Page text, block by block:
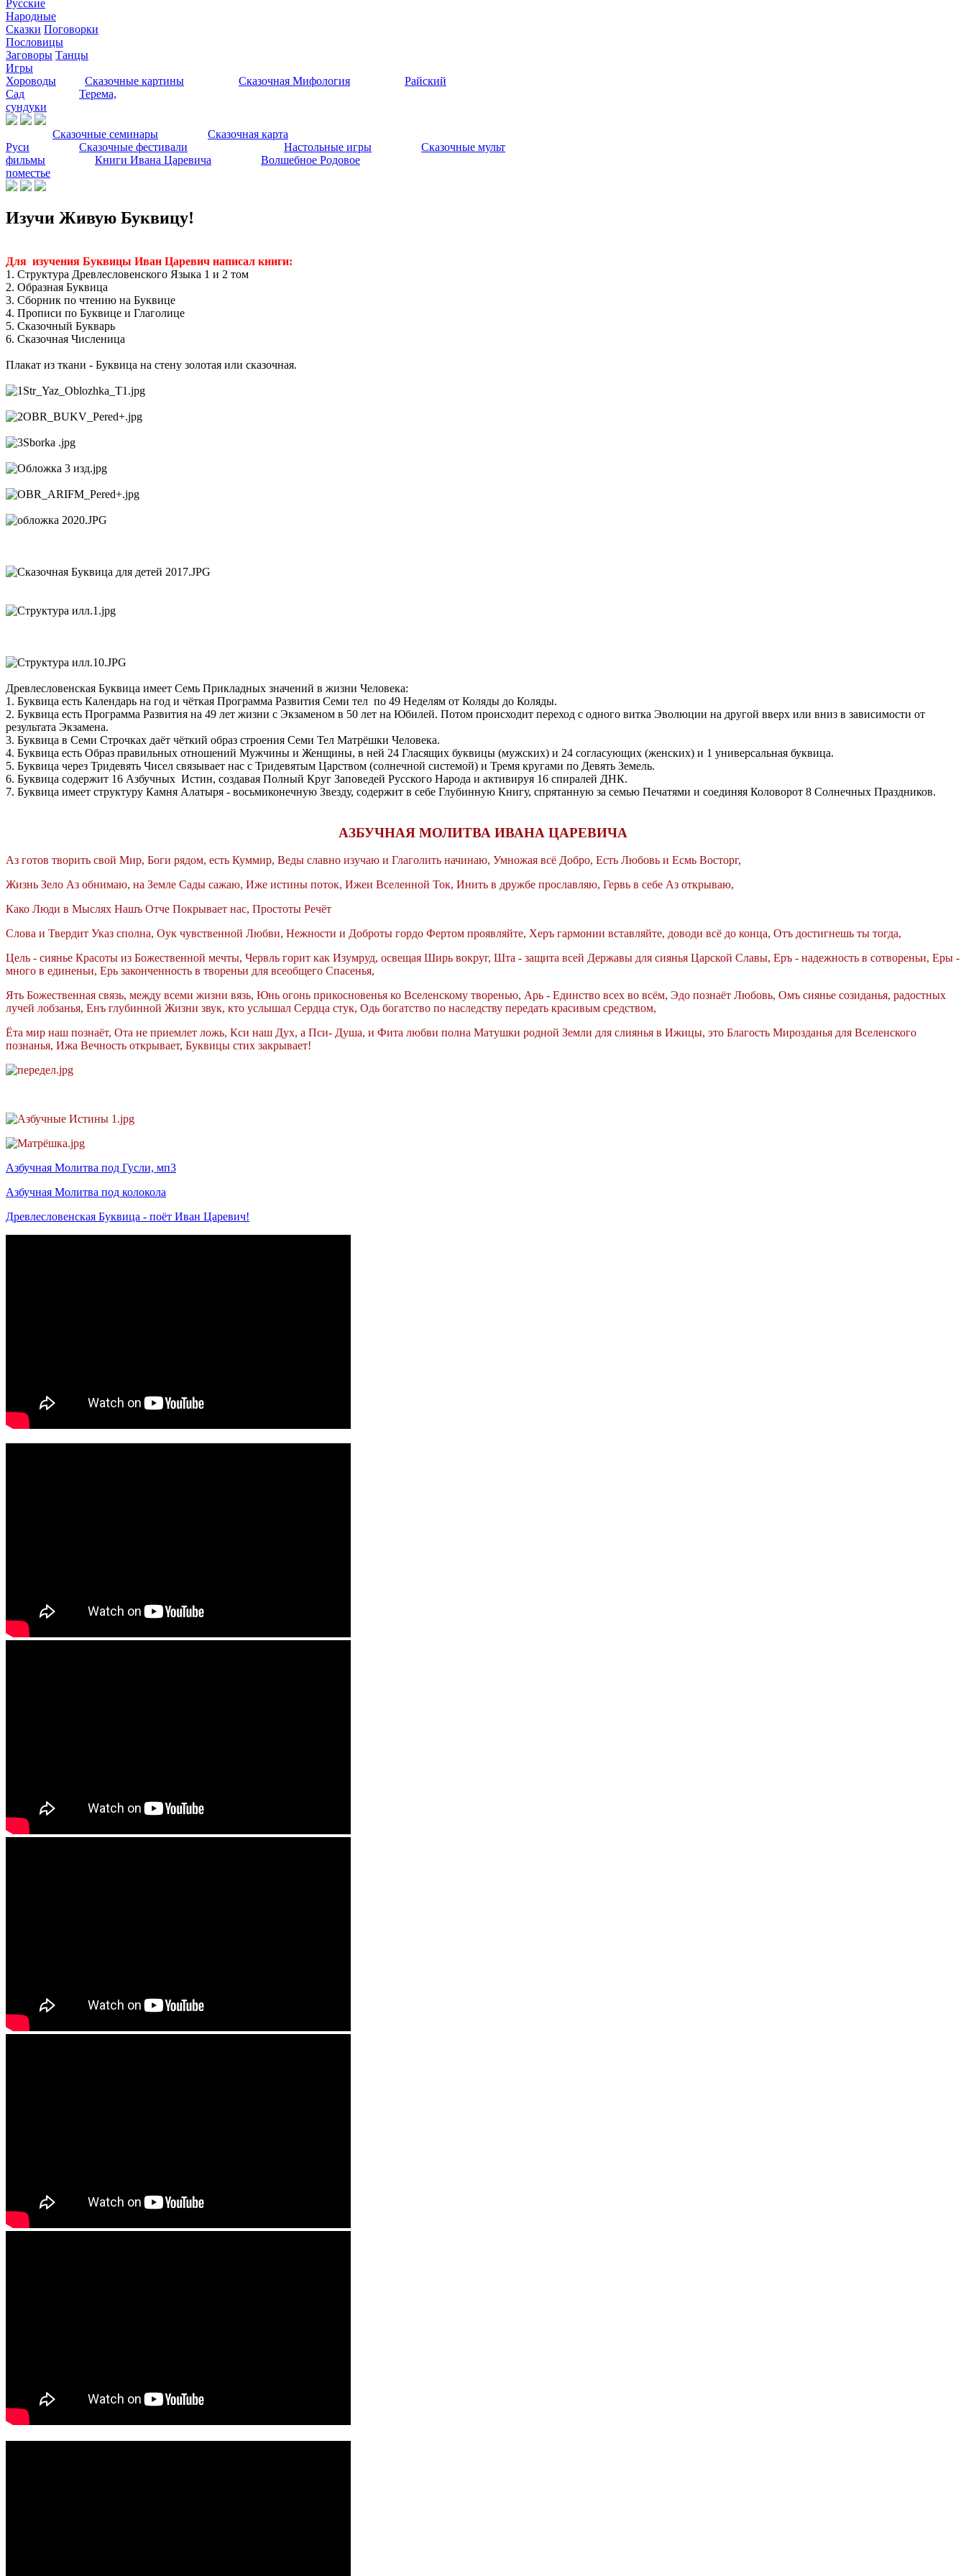
Русские
Народные
Сказки Поговорки
Пословицы
Заговоры Танцы
Игры
Хороводы
Сказочные картины Сказочная Мифология
Райский
Сад
Терема,
сундуки
Сказочные семинары
Сказочная карта
Руси
Сказочные фестивали Настольные игры
Сказочные мульт
фильмы
Книги Ивана Царевича
Волшебное Родовое
поместье
Изучи Живую Буквицу!
Для изучения Буквицы Иван Царевич написал книги:
1. Структура Древлесловенского Языка 1 и 2 том
2. Образная Буквица
3. Сборник по чтению на Буквице
4. Прописи по Буквице и Глаголице
5. Сказочный Букварь
6. Сказочная Численица
Плакат из ткани - Буквица на стену золотая или сказочная.
Древлесловенская Буквица имеет Семь Прикладных значений в жизни Человека:
1. Буквица есть Календарь на год и чёткая Программа Развития Семи тел по 49 Неделям от Коляды до Коляды.
2. Буквица есть Программа Развития на 49 лет жизни с Экзаменом в 50 лет на Юбилей. Потом происходит переход с одного витка Эволюции на другой вверх или вниз в зависимости от
результата Экзамена.
3. Буквица в Семи Строчках даёт чёткий образ строения Семи Тел Матрёшки Человека.
4. Буквица есть Образ правильных отношений Мужчины и Женщины, в ней 24 Гласящих буквицы (мужских) и 24 согласующих (женских) и 1 универсальная буквица.
5. Буквица через Тридевять Чисел связывает нас с Тридевятым Царством (солнечной системой) и Тремя кругами по Девять Земель.
6. Буквица содержит 16 Азбучных Истин, создавая Полный Круг Заповедей Русского Народа и активируя 16 спиралей ДНК.
7. Буквица имеет структуру Камня Алатыря - восьмиконечную Звезду, содержит в себе Глубинную Книгу, спрятанную за семью Печатями и соединяя Коловорот 8 Солнечных Праздников.
АЗБУЧНАЯ МОЛИТВА ИВАНА ЦАРЕВИЧА
Аз готов творить свой Мир, Боги рядом, есть Куммир, Веды славно изучаю и Глаголить начинаю, Умножая всё Добро, Есть Любовь и Есмь Восторг,
Жизнь Зело Аз обнимаю, на Земле Сады сажаю, Иже истины поток, Ижеи Вселенной Ток, Инить в дружбе прославляю, Гервь в себе Аз открываю,
Како Люди в Мыслях Нашъ Отче Покрывает нас, Простоты Речёт
Слова и Твердит Указ сполна, Оук чувственной Любви, Нежности и Доброты гордо Фертом проявляйте, Херъ гармонии вставляйте, доводи всё до конца, Отъ достигнешь ты тогда,
Цель - сиянье Красоты из Божественной мечты, Червль горит как Изумруд, освещая Ширь вокруг, Шта - защита всей Державы для сиянья Царской Славы, Еръ - надежность в сотвореньи, Еры -
много в единеньи, Ерь законченность в твореньи для всеобщего Спасенья,
Ять Божественная связь, между всеми жизни вязь, Юнь огонь прикосновенья ко Вселенскому творенью, Арь - Единство всех во всём, Эдо познаёт Любовь, Омъ сиянье созиданья, радостных
лучей лобзанья, Енъ глубинной Жизни звук, кто услышал Сердца стук, Одь богатство по наследству передать красивым средством,
Ёта мир наш познаёт, Ота не приемлет ложь, Кси наш Дух, а Пси- Душа, и Фита любви полна Матушки родной Земли для слиянья в Ижицы, это Благость Мирозданья для Вселенского
познанья, Ижа Вечность открывает, Буквицы стих закрывает!
Азбучная Молитва под Гусли, мп3
Азбучная Молитва под колокола
Древлесловенская Буквица - поёт Иван Царевич!